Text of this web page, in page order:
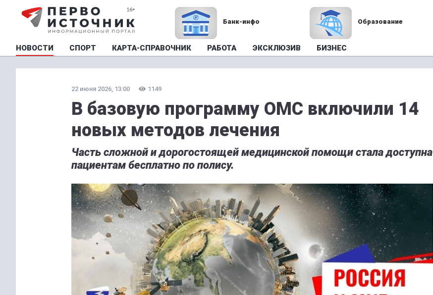
Банк-инфо Образование
НОВОСТИ СПОРТ КАРТА-СПРАВОЧНИК РАБОТА ЭКСКЛЮЗИВ БИЗНЕС
22 июня 2026, 13:00 1149
В базовую программу ОМС включили 14
новых методов лечения
Часть сложной и дорогостоящей медицинской помощи стала доступна
пациентам бесплатно по полису.